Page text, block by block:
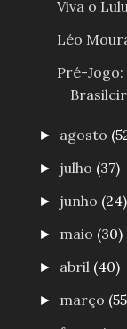
Viva o
Léo
Pré-
► agosto
► julho (37)
► junho (24)
► maio (30)
► abril (40)
► março